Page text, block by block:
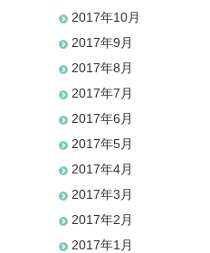
2017年10月
2017年9月
2017年8月
2017年7月
2017年6月
2017年5月
2017年4月
2017年3月
2017年2月
2017年1月